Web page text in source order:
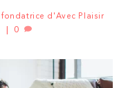
d'Avec Plaisir
0